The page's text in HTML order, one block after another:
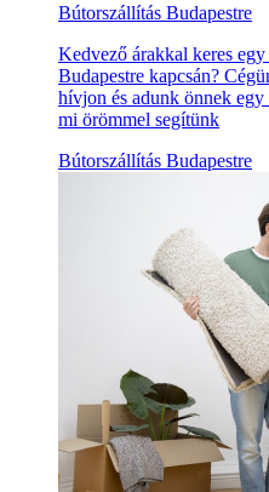
Bútorszállítás Budapestre
Kedvező árakkal keres
Budapestre kapcsán?
hívjon és adunk önnek
mi örömmel segítünk
Bútorszállítás Budapestre